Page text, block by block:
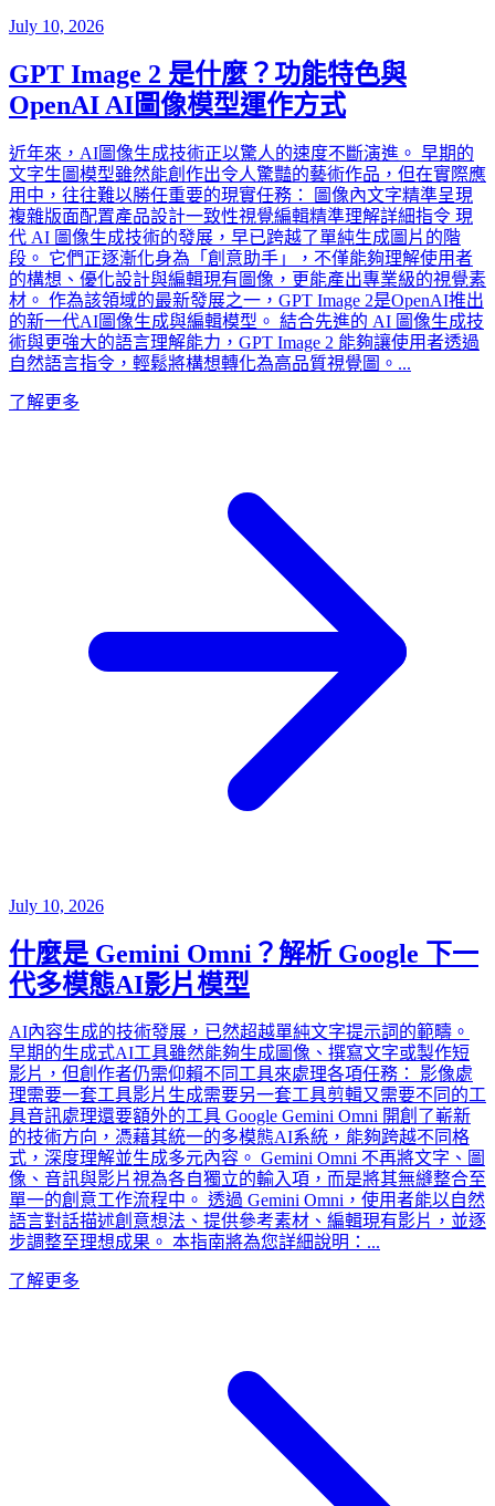
July 10, 2026
GPT Image 2 是什麼？功能特色與
OpenAI AI圖像模型運作方式
近年來，AI圖像生成技術正以驚人的速度不斷演進。 早期的
文字生圖模型雖然能創作出令人驚豔的藝術作品，但在實際應
用中，往往難以勝任重要的現實任務： 圖像內文字精準呈現
複雜版面配置產品設計一致性視覺編輯精準理解詳細指令 現
代 AI 圖像生成技術的發展，早已跨越了單純生成圖片的階
段。 它們正逐漸化身為「創意助手」，不僅能夠理解使用者
的構想、優化設計與編輯現有圖像，更能產出專業級的視覺素
材。 作為該領域的最新發展之一，GPT Image 2是OpenAI推出
的新一代AI圖像生成與編輯模型。 結合先進的 AI 圖像生成技
術與更強大的語言理解能力，GPT Image 2 能夠讓使用者透過
自然語言指令，輕鬆將構想轉化為高品質視覺圖。...
了解更多
July 10, 2026
什麼是 Gemini Omni？解析 Google 下一
代多模態AI影片模型
AI內容生成的技術發展，已然超越單純文字提示詞的範疇。
早期的生成式AI工具雖然能夠生成圖像、撰寫文字或製作短
影片，但創作者仍需仰賴不同工具來處理各項任務： 影像處
理需要一套工具影片生成需要另一套工具剪輯又需要不同的工
具音訊處理還要額外的工具 Google Gemini Omni 開創了嶄新
的技術方向，憑藉其統一的多模態AI系統，能夠跨越不同格
式，深度理解並生成多元內容。 Gemini Omni 不再將文字、圖
像、音訊與影片視為各自獨立的輸入項，而是將其無縫整合至
單一的創意工作流程中。 透過 Gemini Omni，使用者能以自然
語言對話描述創意想法、提供參考素材、編輯現有影片，並逐
步調整至理想成果。 本指南將為您詳細說明：...
了解更多